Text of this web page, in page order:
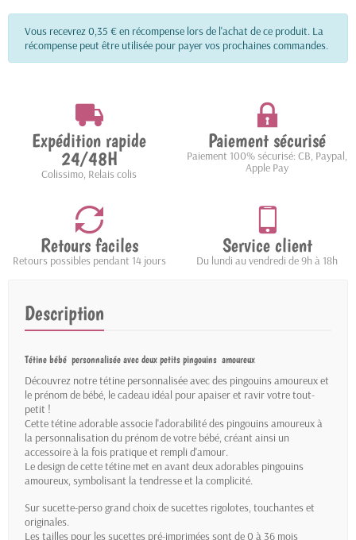
Vous recevrez 0,35 € en récompense lors de l'achat de ce produit. La
récompense peut être utilisée pour payer vos prochaines commandes.
Expédition rapide
24/48H
Colissimo, Relais colis
Paiement sécurisé
Paiement 100% sécurisé: CB, Paypal,
Apple Pay
Retours faciles
Retours possibles pendant 14 jours
Service client
Du lundi au vendredi de 9h à 18h
Description
Tétine bébé personnalisée avec deux petits pingouins amoureux
Découvrez notre tétine personnalisée avec des pingouins amoureux et
le prénom de bébé, le cadeau idéal pour apaiser et ravir votre tout-
petit !
Cette tétine adorable associe l'adorabilité des pingouins amoureux à
la personnalisation du prénom de votre bébé, créant ainsi un
accessoire à la fois pratique et rempli d'amour.
Le design de cette tétine met en avant deux adorables pingouins
amoureux, symbolisant la tendresse et la complicité.
Sur sucette-perso grand choix de sucettes rigolotes, touchantes et
originales.
Les tailles pour les sucettes pré-imprimées sont de 0 à 36 mois